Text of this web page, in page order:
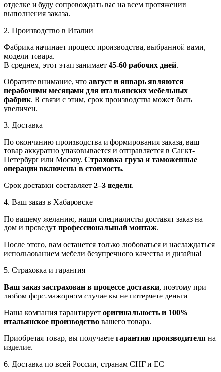
отделке и буду сопровождать вас на всем протяжении
выполнения заказа.
2. Производство в Италии
Фабрика начинает процесс производства, выбранной вами,
модели товара.
В среднем, этот этап занимает 45-60 рабочих дней.
Обратите внимание, что август и январь являются
нерабочими месяцами для итальянских мебельных
фабрик. В связи с этим, срок производства может быть
увеличен.
3. Доставка
По окончанию производства и формирования заказа, ваш
товар аккуратно упаковывается и отправляется в Санкт-
Петербург или Москву. Страховка груза и таможенные
операции включены в стоимость.
Срок доставки составляет 2–3 недели.
4. Ваш заказ в Хабаровске
По вашему желанию, наши специалисты доставят заказ на
дом и проведут профессиональный монтаж.
После этого, вам останется только любоваться и наслаждаться
использованием мебели безупречного качества и дизайна!
5. Страховка и гарантия
Ваш заказ застрахован в процессе доставки, поэтому при
любом форс-мажорном случае вы не потеряете деньги.
Наша компания гарантирует оригинальность и 100%
итальянское производство вашего товара.
Приобретая товар, вы получаете гарантию производителя на
изделие.
6. Доставка по всей России, странам СНГ и ЕС